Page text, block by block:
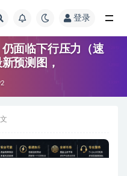
登录
面临下行压力（速
预测图，